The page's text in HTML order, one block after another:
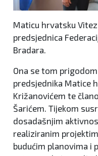
Maticu hrvatsku
predsjednica
Bradara.
Ona se tom
predsjednika Matice
Križanovićem te
Šarićem. Tijekom
dosadašnjim
realiziranim
budućim planovima i